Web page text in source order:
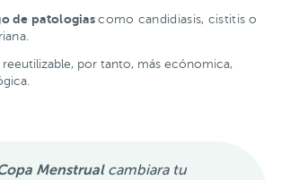
de patologiascomo candidiasis, cistitis o
reeutilizable, por tanto, más ecónomica,
Menstrualcambiara tu